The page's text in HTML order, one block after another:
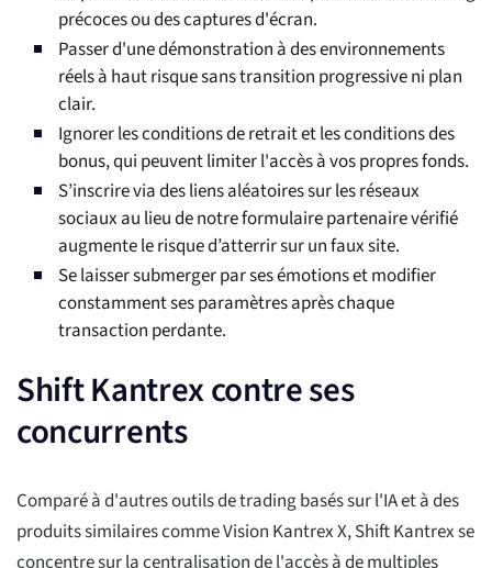
précoces ou des captures d'écran.
Passer d'une démonstration à des environnements
réels à haut risque sans transition progressive ni plan
clair.
Ignorer les conditions de retrait et les conditions des
bonus, qui peuvent limiter l'accès à vos propres fonds.
S’inscrire via des liens aléatoires sur les réseaux
sociaux au lieu de notre formulaire partenaire vérifié
augmente le risque d’atterrir sur un faux site.
Se laisser submerger par ses émotions et modifier
constamment ses paramètres après chaque
transaction perdante.
Shift Kantrex contre ses
concurrents
Comparé à d'autres outils de trading basés sur l'IA et à des
produits similaires comme Vision Kantrex X, Shift Kantrex se